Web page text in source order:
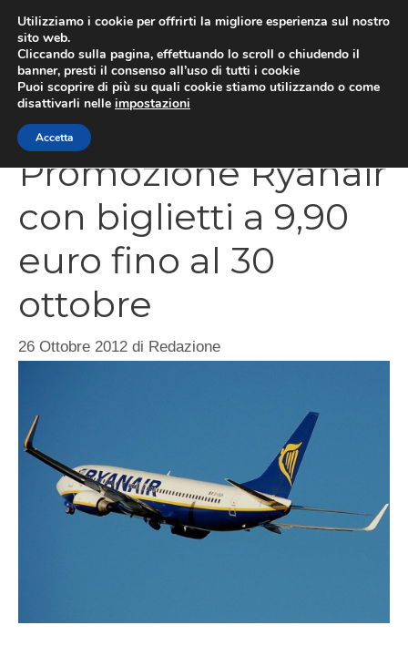
contenuto
Promozione Ryanair
con biglietti a 9,90
euro fino al 30
ottobre
26 Ottobre 2012 di Redazione
Utilizziamo i cookie per offrirti la migliore esperienza sul nostro
sito web.
Cliccando sulla pagina, effettuando lo scroll o chiudendo il
banner, presti il consenso all’uso di tutti i cookie
Puoi scoprire di più su quali cookie stiamo utilizzando o come
disattivarli nelle impostazioni
Accetta